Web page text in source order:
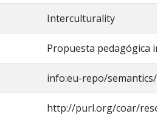
Interculturality
Propuesta pedagógica
info:eu-repo/semantics/
http://purl.org/coar/